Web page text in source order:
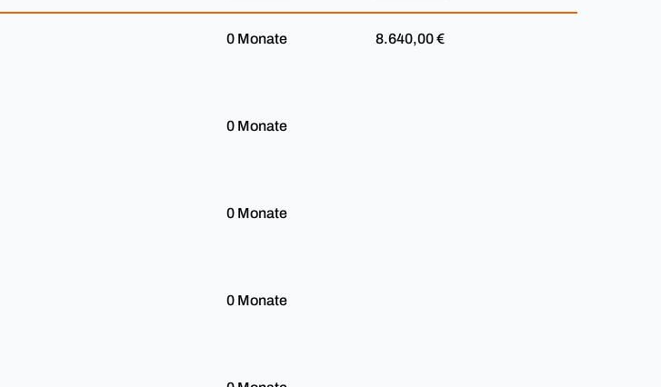
0 Monate 8.640,00 €
0 Monate
0 Monate
0 Monate